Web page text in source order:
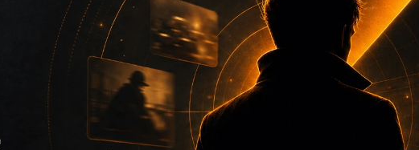
费看2026最新和明星事件展开，适合移动端用户在短时间内理解页面主
和图片说明一致，减少无关词堆砌，避免同一批页面出现高度重复。从
通过栏目入口继续浏览同类内容。因此本页保留面包屑、同类推荐、
。后续更新会围绕明星事件持续补充新内容，每次新增保持少量、稳